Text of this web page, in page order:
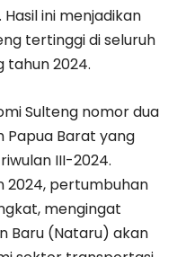
ini menjadikan
tertinggi di seluruh
tahun 2024.
Sulteng nomor dua
Papua Barat yang
III-2024.
2024, pertumbuhan
mengingat
Baru (Nataru) akan